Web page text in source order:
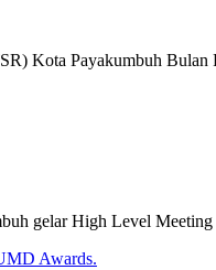
Kota Payakumbuh Bulan
gelar High Level